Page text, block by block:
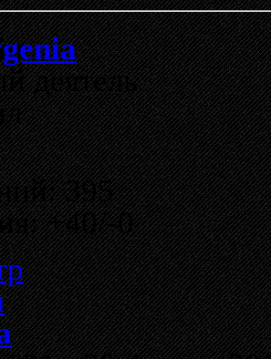
деятель
395
+40/-0